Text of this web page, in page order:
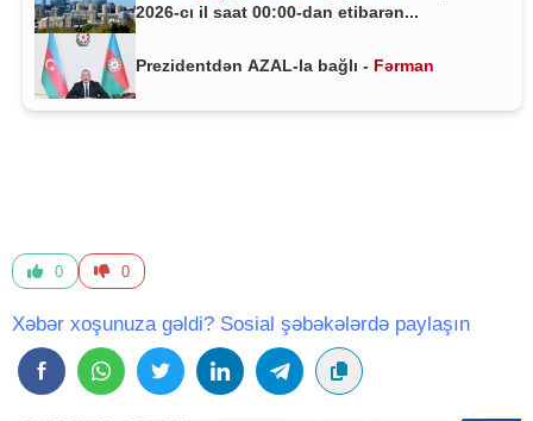
2026-cı il saat 00:00-dan etibarən...
Prezidentdən AZAL-la bağlı - Fərman
0 0
Xəbər xoşunuza gəldi? Sosial şəbəkələrdə paylaşın